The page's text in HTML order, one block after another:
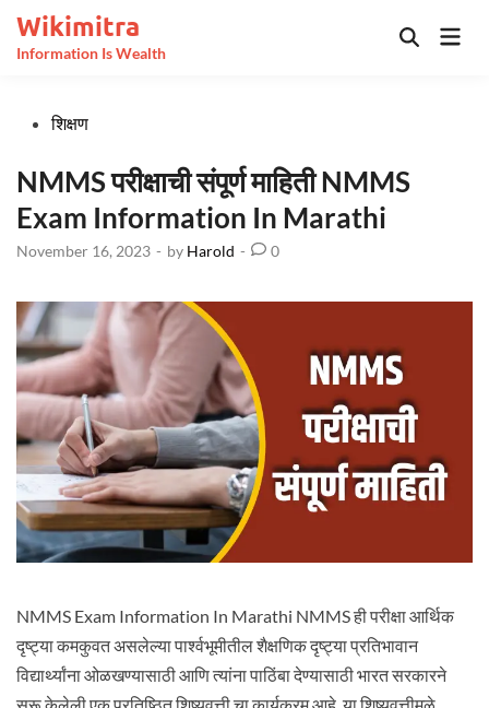
content
Wikimitra
Information Is Wealth
Open
Postedशिक्षण
NMMS परीक्षाची संपूर्ण माहिती NMMS
Exam Information In Marathi
November 16, 2023 - by Harold - 0
NMMS Exam Information In Marathi NMMS ही परीक्षा आर्थिक
दृष्ट्या कमकुवत असलेल्या पार्श्वभूमीतील शैक्षणिक दृष्ट्या प्रतिभावान
विद्यार्थ्यांना ओळखण्यासाठी आणि त्यांना पाठिंबा देण्यासाठी भारत सरकारने